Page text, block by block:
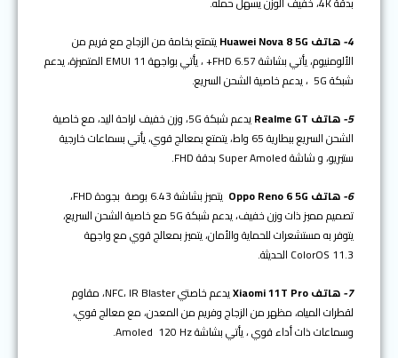
4- هاتف Huawei Nova 8 5Gيتمتع بخامة من الزجاج مع فريم من
الألومنيوم، يأتي بشاشة 6.57 FHD+ ، يأتي بواجهة EMUI 11 المتميزة، يدعم
شبكة 5G ، يدعم خاصية الشحن السريع.
5- هاتف Realme GT
يدعم شبكة 5G، وزن خفيف لراحة اليد، مع خاصية
الشحن السريع ببطارية 65 واط، يتمتع بمعالج قوي، يأتي بسماعات خارجية
ستيريو، و شاشة Super Amoled بدقة FHD.
6- هاتف Oppo Reno 6 5G
يتميز بشاشة 6.43 بوصة بجودة FHD،
تصميم مميز ذات وزن خفيف، يدعم شبكة 5G مع خاصية الشحن السريع،
يتوفر به مستشعرات للحماية والأمان، يتميز بمعالج قوي مع واجهة
ColorOS 11.3 الحديثة.
7- هاتف Xiaomi11T Pro
يدعم خاصتي NFC، IR Blaster، مقاوم
لقطرات المياه، مظهر من الزجاج وفريم من المعدن، مع معالج قوي،
وسماعات ذات أداء قوي ، يأتي بشاشة Amoled 120 Hz.